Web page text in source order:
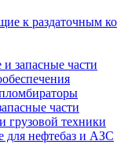
к раздаточным
запасные части
части
грузовой техники
для нефтебаз и АЗС